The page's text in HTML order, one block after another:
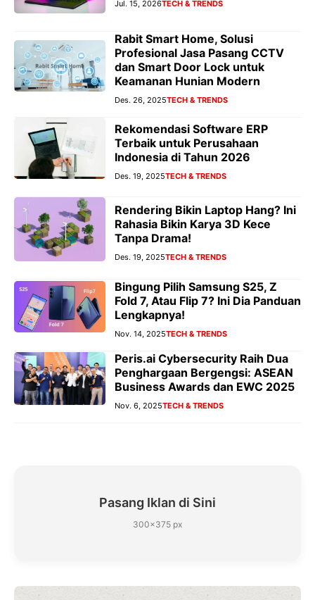
Jul. 15, 2026TECH & TRENDS
Rabit Smart Home, Solusi
Profesional Jasa Pasang CCTV
dan Smart Door Lock untuk
Keamanan Hunian Modern
Des. 26, 2025TECH & TRENDS
Rekomendasi Software ERP
Terbaik untuk Perusahaan
Indonesia di Tahun 2026
Des. 19, 2025TECH & TRENDS
Rendering Bikin Laptop Hang? Ini
Rahasia Bikin Karya 3D Kece
Tanpa Drama!
Des. 19, 2025TECH & TRENDS
Bingung Pilih Samsung S25, Z
Fold 7, Atau Flip 7? Ini Dia Panduan
Lengkapnya!
Nov. 14, 2025TECH & TRENDS
Peris.ai Cybersecurity Raih Dua
Penghargaan Bergengsi: ASEAN
Business Awards dan EWC 2025
Nov. 6, 2025TECH & TRENDS
Pasang Iklan di Sini
300×375 px